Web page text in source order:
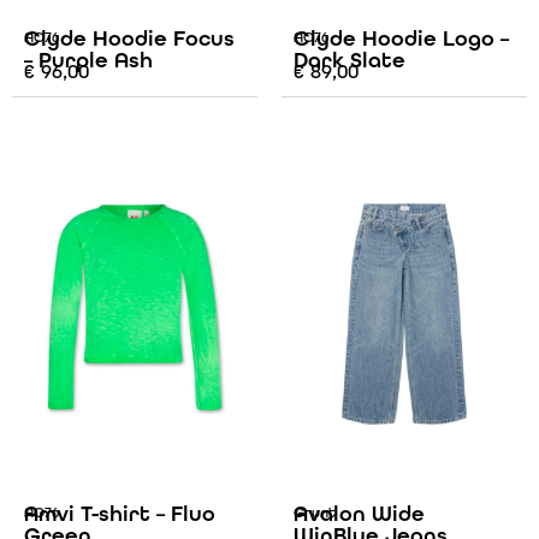
AO76
Clyde Hoodie Focus
– Purple Ash
€ 96,00
AO76
Clyde Hoodie Logo –
Dark Slate
€89,00
AO76
Amvi T-shirt – Fluo
Grunt
Avalon Wide